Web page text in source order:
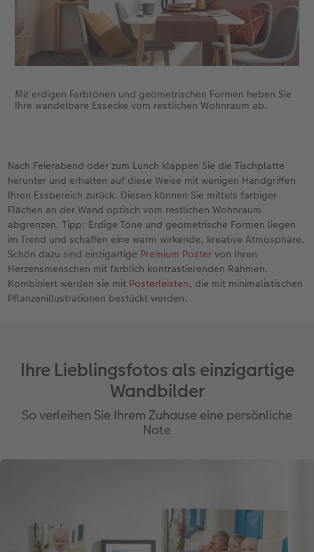
Mit erdigen Farbtönen und geometrischen Formen heben Sie
Ihre wandelbare Essecke vom restlichen Wohnraum ab.
Nach Feierabend oder zum Lunch klappen Sie die Tischplatte
herunter und erhalten auf diese Weise mit wenigen Handgriffen
Ihren Essbereich zurück. Diesen können Sie mittels farbiger
Flächen an der Wand optisch vom restlichen Wohnraum
abgrenzen. Tipp: Erdige Töne und geometrische Formen liegen
im Trend und schaffen eine warm wirkende, kreative Atmosphäre.
Schön dazu sind einzigartige Premium Poster von Ihren
Herzensmenschen mit farblich kontrastierenden Rahmen.
Kombiniert werden sie mit Posterleisten, die mit minimalistischen
Pflanzenillustrationen bestückt werden.
Ihre Lieblingsfotos als einzigartige
Wandbilder
So verleihen Sie Ihrem Zuhause eine persönliche
Note